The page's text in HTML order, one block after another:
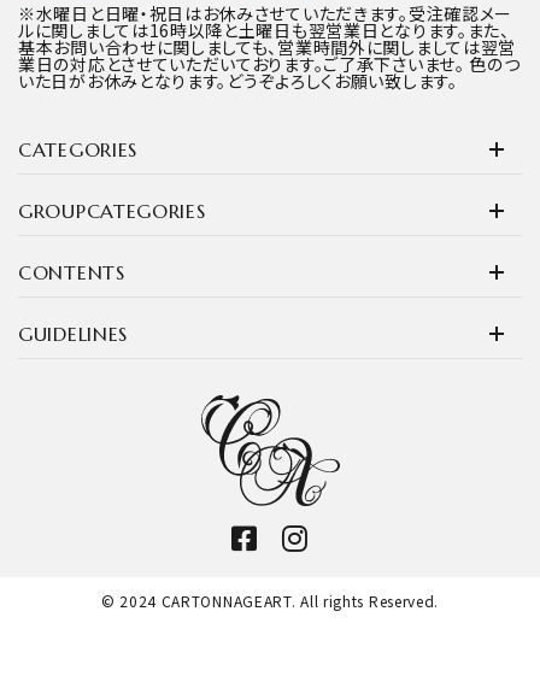
CATEGORIES
GROUPCATEGORIES
CONTENTS
※水曜日と日曜・祝日はお休みさせていただきます。受注確認メー
ルに関しましては16時以降と土曜日も翌営業日となります。また、
基本お問い合わせに関しましても、営業時間外に関しましては翌営
業日の対応とさせていただいております。ご了承下さいませ。 色のつ
いた日がお休みとなります。どうぞよろしくお願い致します。
GUIDELINES
© 2024 CARTONNAGEART. All rights Reserved.